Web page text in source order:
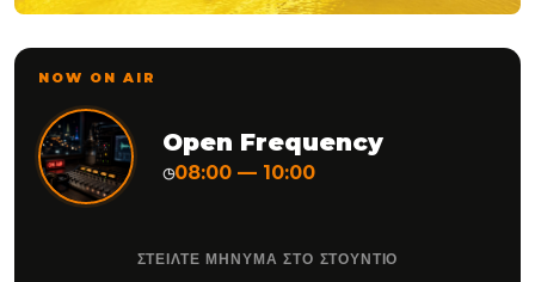
NOW ON AIR
Open Frequency
◷08:00 — 10:00
ΣΤΕΙΛΤΕ ΜΗΝΥΜΑ ΣΤΟ ΣΤΟΥΝΤΙΟ